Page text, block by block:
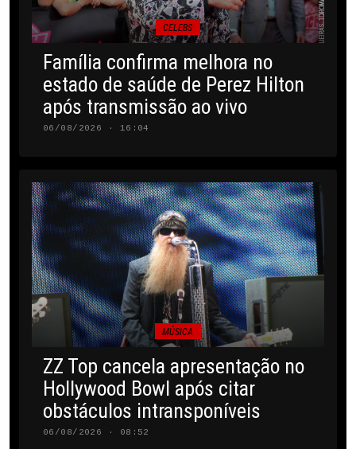
CELEBS
Família confirma melhora no
estado de saúde de Perez Hilton
após transmissão ao vivo
06/08/2026 · 16:04
MÚSICA
ZZ Top cancela apresentação no
Hollywood Bowl após citar
obstáculos intransponíveis
06/08/2026 · 08:52